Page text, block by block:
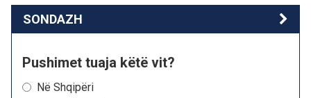
SONDAZH
Pushimet tuaja këtë vit?
Në Shqipëri